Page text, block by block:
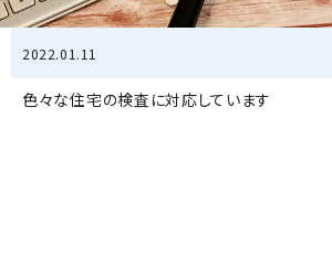
2022.01.11
色々な住宅の検査に対応しています